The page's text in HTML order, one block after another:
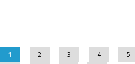
1 2 3 4 5